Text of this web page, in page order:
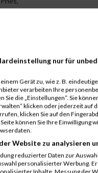
Behnke
Felix
Moritz
Dieter
Robert
Hegner
nur für
Gerät zu, wie z. B.
verarbeiten Ihre
die „Einstellungen“. Sie
klicken oder jederzeit auf
klicken Sie auf den
können Sie Ihre Einwilligung
Website zu analysieren
reduzierter Daten zur
personalisierter Werbung.
Inhalte. Messung der